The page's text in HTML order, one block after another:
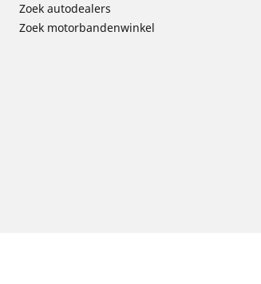
Zoek autodealers
Zoek motorbandenwinkel